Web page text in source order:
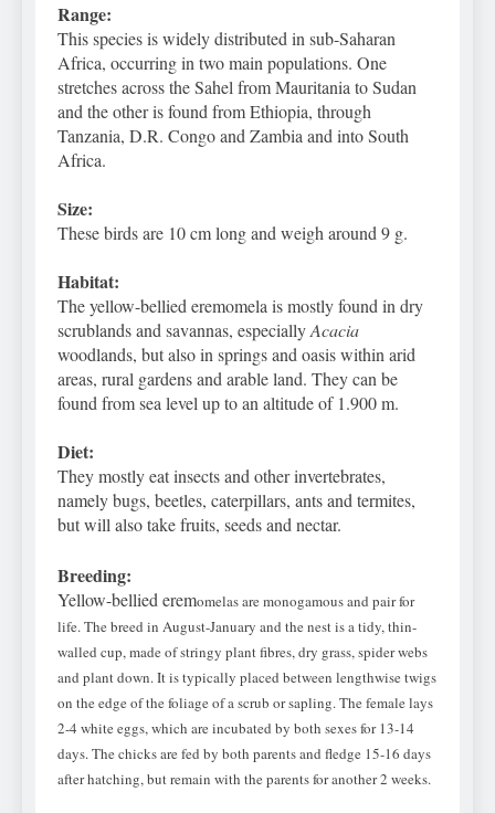
Range:
This species is widely distributed in sub-Saharan
Africa, occurring in two main populations. One
stretches across the Sahel from Mauritania to Sudan
and the other is found from Ethiopia, through
Tanzania, D.R. Congo and Zambia and into South
Africa.
Size:
These birds are 10 cm long and weigh around 9 g.
Habitat:
The yellow-bellied eremomela is mostly found in dry
scrublands and savannas, especiallyAcacia
woodlands, but also in springs and oasis within arid
areas, rural gardens and arable land. They can be
found from sea level up to an altitude of 1.900 m.
Diet:
They mostly eat insects and other invertebrates,
namely bugs, beetles, caterpillars, ants and termites,
but will also take fruits, seeds and nectar.
Breeding:
Yellow-bellied eremomelas are monogamous and pair for
life. The breed in August-January and the nest is a tidy, thin-
walled cup, made of stringy plant fibres, dry grass, spider webs
and plant down. It is typically placed between lengthwise twigs
on the edge of the foliage of a scrub or sapling. The female lays
2-4 white eggs, which are incubated by both sexes for 13-14
days. The chicks are fed by both parents and fledge 15-16 days
after hatching, but remain with the parents for another 2 weeks.